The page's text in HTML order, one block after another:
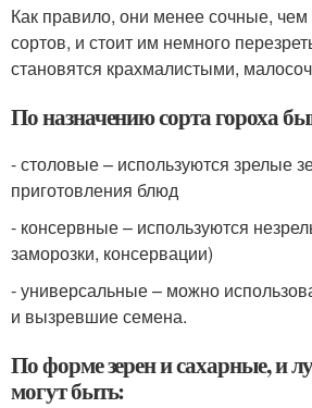
Как правило, они менее сочные,
сортов, и стоит им немного
становятся крахмалистыми,
По назначению сорта гороха
- столовые – используются зрелые
приготовления блюд
- консервные – используются
заморозки, консервации)
- универсальные – можно
и вызревшие семена.
По форме зерен и сахарные, и
могут быть: